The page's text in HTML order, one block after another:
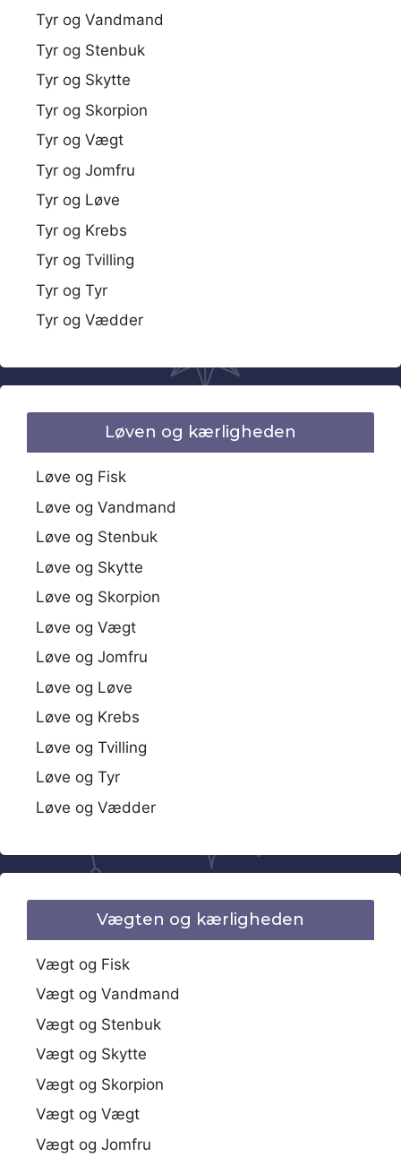
Tyr og Vandmand
Tyr og Stenbuk
Tyr og Skytte
Tyr og Skorpion
Tyr og Vægt
Tyr og Jomfru
Tyr og Løve
Tyr og Krebs
Tyr og Tvilling
Tyr og Tyr
Tyr og Vædder
Løven og kærligheden
Løve og Fisk
Løve og Vandmand
Løve og Stenbuk
Løve og Skytte
Løve og Skorpion
Løve og Vægt
Løve og Jomfru
Løve og Løve
Løve og Krebs
Løve og Tvilling
Løve og Tyr
Løve og Vædder
Vægten og kærligheden
Vægt og Fisk
Vægt og Vandmand
Vægt og Stenbuk
Vægt og Skytte
Vægt og Skorpion
Vægt og Vægt
Vægt og Jomfru